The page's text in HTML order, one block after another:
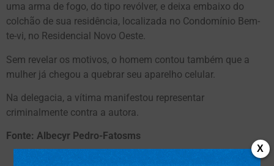
uma arma de fogo, do tipo revólver, e deixa embaixo do
colchão de sua residência, localizada no Condomínio Bem-
te-vi, no Residencial Novo Oeste.
Sem revelar os motivos, o homem contou também que a
mulher já chegou a quebrar seu aparelho celular.
Na delegacia, a vítima manifestou representar
criminalmente contra a autora.
Fonte: Albecyr Pedro-Fatosms
X